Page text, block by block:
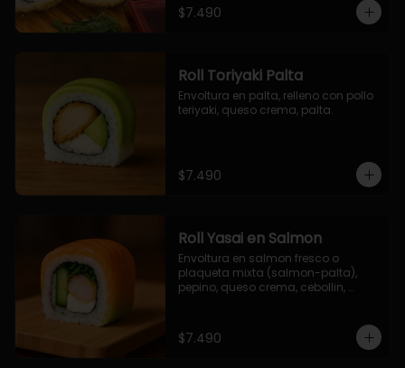
$7.490
Roll Toriyaki Palta
Envoltura en palta, relleno con pollo
teriyaki, queso crema, palta.
$7.490
Roll Yasai en Salmon
Envoltura en salmon fresco o
plaqueta mixta (salmon-palta),
pepino, queso crema, cebollin,
$7.490